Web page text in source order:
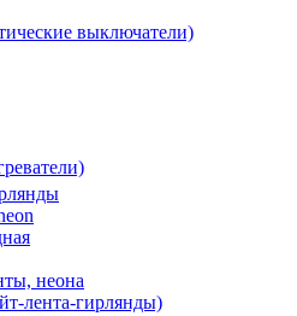
выключатели)
неона
лента-гирлянды)